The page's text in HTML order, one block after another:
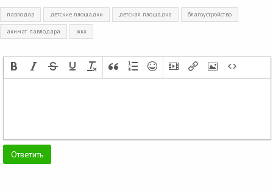
павлодар детские площадки детская площадка благоустройство
акимат павлодара жкх